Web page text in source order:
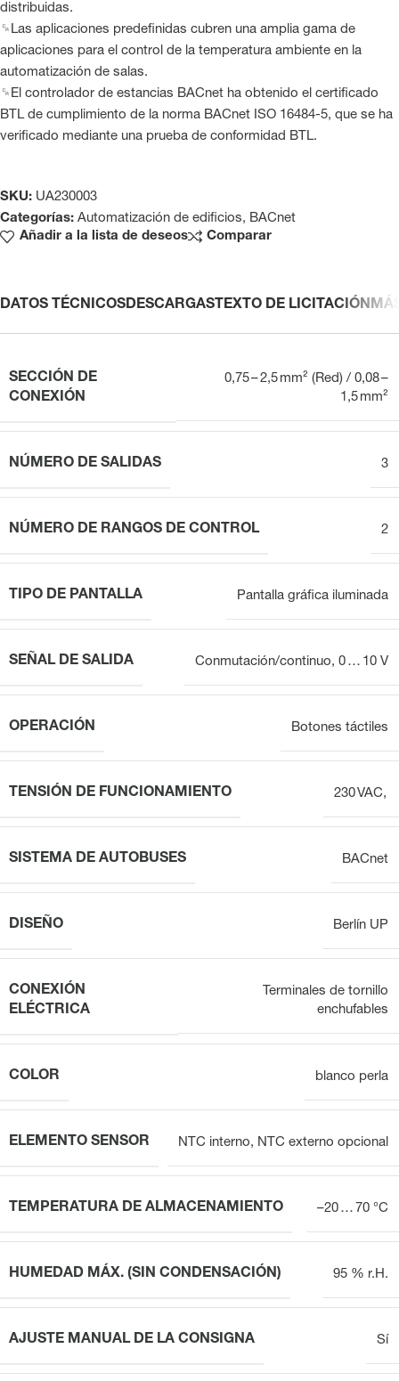
distribuidas.
␍Las aplicaciones predefinidas cubren una amplia gama de
aplicaciones para el control de la temperatura ambiente en la
automatización de salas.
␍El controlador de estancias BACnet ha obtenido el certificado
BTL de cumplimiento de la norma BACnet ISO 16484-5, que se ha
verificado mediante una prueba de conformidad BTL.
SKU: UA230003
Categorías: Automatización de edificios, BACnet
Añadir a la lista de deseos
Comparar
DATOS TÉCNICOSDESCARGASTEXTO DE LICITACIÓN
SECCIÓN DE
CONEXIÓN
0,75 – 2,5 mm² (Red) / 0,08 –
1,5 mm²
NÚMERO DE SALIDAS 3
NÚMERO DE RANGOS DE CONTROL 2
TIPO DE PANTALLA Pantalla gráfica iluminada
SEÑAL DE SALIDA Conmutación/continuo, 0 … 10 V
OPERACIÓN Botones táctiles
TENSIÓN DE FUNCIONAMIENTO 230 VAC,
SISTEMA DE AUTOBUSES BACnet
DISEÑO Berlín UP
CONEXIÓN
ELÉCTRICA
Terminales de tornillo
enchufables
COLOR blanco perla
ELEMENTO SENSOR NTC interno, NTC externo opcional
TEMPERATURA DE ALMACENAMIENTO –20 … 70 °C
HUMEDAD MÁX. (SIN CONDENSACIÓN) 95 % r.H.
AJUSTE MANUAL DE LA CONSIGNA Sí